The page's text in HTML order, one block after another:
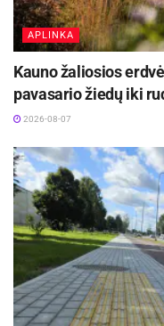
Šaltinis: Zarasų rajono
APLINKA
Kauno žaliosios
pavasario žiedų iki
2026-08-07